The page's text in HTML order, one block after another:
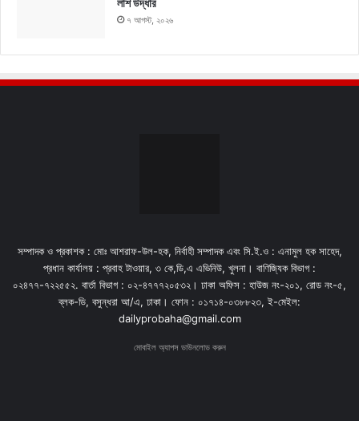
লাশ উদ্ধার
৭ আগস্ট, ২০২৬
সম্পাদক ও প্রকাশক : মোঃ আশরাফ-উল-হক, নির্বাহী সম্পাদক এবং সি.ই.ও : এনামুল হক সাহেদ,
প্রধান কার্যালয় : প্রবাহ টাওয়ার, ৩ কে,ডি,এ এভিনিউ, খুলনা। বাণিজ্যিক বিভাগ :
০২৪৭৭-৭২২৫৫২. বার্তা বিভাগ : ০২-৪৭৭৭২০৫৩২। ঢাকা অফিস : হাউজ নং-২০১, রোড নং-৫,
ব্লক-ডি, বসুন্ধরা আ/এ, ঢাকা। ফোন : ০১৭১৪-০৩৮৮২৩, ই-মেইল:
dailyprobaha@gmail.com
মোবাইল অ্যাপস ডাউনলোড করুন